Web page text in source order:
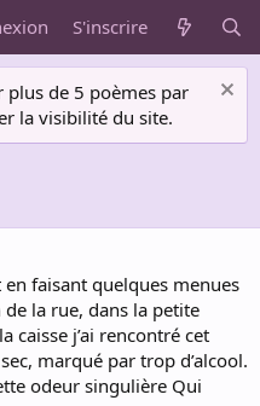
S'inscrire
plus de 5 poèmes par
la visibilité du site.
en faisant quelques menues
la rue, dans la petite
caisse j’ai rencontré cet
marqué par trop d’alcool.
odeur singulière Qui